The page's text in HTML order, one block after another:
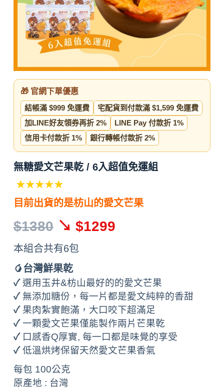
🎁 官網下單優惠
結帳滿 $999 免運費
宅配貨到付款滿 $1,599 免運費
加LINE好友領券再折 2%
LINE Pay 付款折 1%
信用卡付款折 1%
銀行轉帳付款折 2%
無糖愛文芒果乾 / 6入超值免運組
★★★★★
目前出貨的是枋山的愛文芒果
$1380↘ $1299
本組合共有6包
🥭 台灣鮮果乾
✓選用玉井&枋山最好的的愛文芒果
✓ 無添加糖份，每一片都是愛文純粹的香甜
✓果肉紮實飽滿，大口咬下超滿足
✓一顆愛文芒果僅能製作兩片芒果乾
✓口感香Q厚實, 每一口都是味覺的享受
✓低溫烘烤保留天然愛文芒果香氣
每包 100公克
原產地 : 台灣